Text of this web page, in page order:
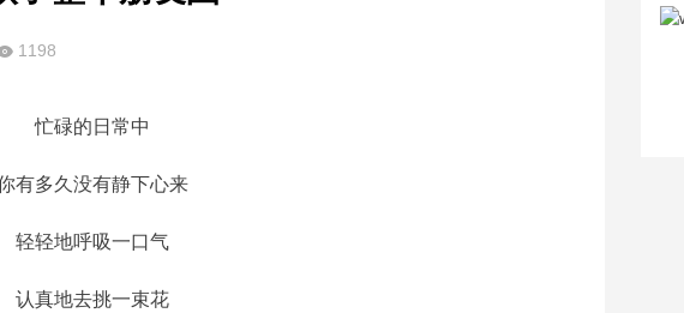
1198
忙碌的日常中
有多久没有静下心来
轻轻地呼吸一口气
认真地去挑一束花